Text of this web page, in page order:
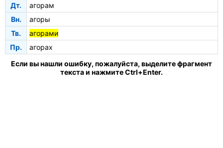
Дт.
агорам
Вн.
агоры
Тв.
агорами
Пр.
агорах
Если вы нашли ошибку, пожалуйста, выделите фрагмент
текста и нажмите Ctrl+Enter.